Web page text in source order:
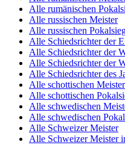
Alle rumänischen
Alle russischen Meister
Alle russischen
Alle Schiedsrichter der
Alle Schiedsrichter der
Alle Schiedsrichter der
Alle Schiedsrichter des
Alle schottischen Meister
Alle schottischen
Alle schwedischen
Alle schwedischen
Alle Schweizer Meister
Alle Schweizer Meister